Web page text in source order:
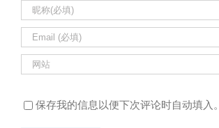
保存我的信息以便下次评论时自动填入。